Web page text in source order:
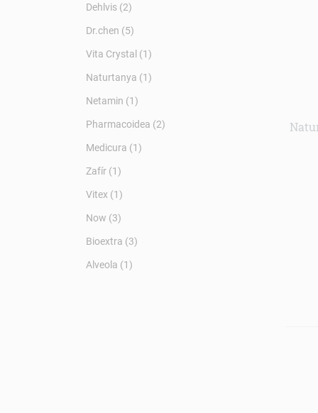
Dehlvis (2)
Dr.chen (5)
Vita Crystal (1)
Naturtanya (1)
Netamin (1)
Pharmacoidea (2)
Medicura (1)
Zafír (1)
Vitex (1)
Now (3)
Bioextra (3)
Alveola (1)